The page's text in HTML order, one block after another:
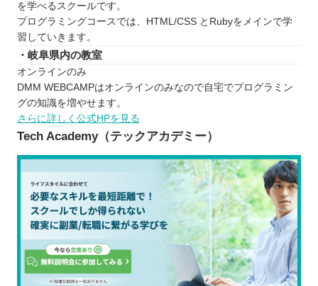
を学べるスクールです。
プログラミングコースでは、HTML/CSS とRubyをメインで学
習していきます。
・岐阜県内の教室
オンラインのみ
DMM WEBCAMPはオンラインのみなので自宅でプログラミン
グの知識を増やせます。
さらに詳しく公式HPを見る
Tech Academy（テックアカデミー）